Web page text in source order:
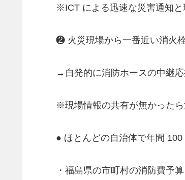
※ICT による迅速な災害通知と
❷ 火災現場から一番近い消火
→自発的に消防ホースの中継
※現場情報の共有が無かったら
● ほとんどの自治体で年間
・福島県の市町村の消防費予